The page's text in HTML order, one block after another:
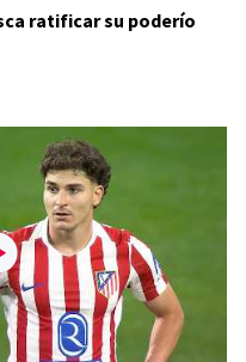
ratificar su poderío